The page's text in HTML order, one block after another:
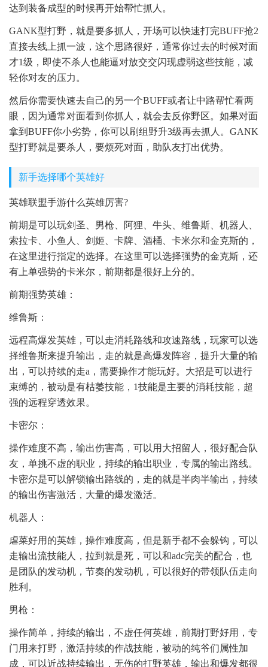
达到装备成型的时候再开始帮忙抓人。
GANK型打野，就是要多抓人，开场可以快速打完BUFF抢2
直接去线上抓一波，这个思路很好，通常你过去的时候对面
才1级，即使不杀人也能逼对放交交闪现虚弱这些技能，减
轻你对友的压力。
然后你需要快速去自己的另一个BUFF或者让中路帮忙看两
眼，因为通常对面看到你抓人，就会去反你野区。如果对面
拿到BUFF你小劣势，你可以刷组野升3级再去抓人。GANK
型打野就是要杀人，要烦死对面，助队友打出优势。
新手选择哪个英雄好
英雄联盟手游什么英雄厉害?
前期是可以玩剑圣、男枪、阿狸、牛头、维鲁斯、机器人、
索拉卡、小鱼人、剑姬、卡牌、酒桶、卡米尔和金克斯的，
在这里进行指定的选择。在这里可以选择强势的金克斯，还
有上单强势的卡米尔，前期都是很好上分的。
前期强势英雄：
维鲁斯：
远程高爆发英雄，可以走消耗路线和攻速路线，玩家可以选
择维鲁斯来提升输出，走的就是高爆发阵容，提升大量的输
出，可以持续的走a，需要操作才能玩好。大招是可以进行
束缚的，被动是有枯萎技能，1技能是主要的消耗技能，超
强的远程穿透效果。
卡密尔：
操作难度不高，输出伤害高，可以用大招留人，很好配合队
友，单挑不虚的职业，持续的输出职业，专属的输出路线。
卡密尔是可以解锁输出路线的，走的就是半肉半输出，持续
的输出伤害激活，大量的爆发激活。
机器人：
虐菜好用的英雄，操作难度高，但是新手都不会躲钩，可以
走输出流技能人，拉到就是死，可以和adc完美的配合，也
是团队的发动机，节奏的发动机，可以很好的带领队伍走向
胜利。
男枪：
操作简单，持续的输出，不虚任何英雄，前期打野好用，专
门用来打野，激活持续的作战技能，被动的纯爷们属性加
成，可以近战持续输出，无伤的打野英雄，输出和爆发都很